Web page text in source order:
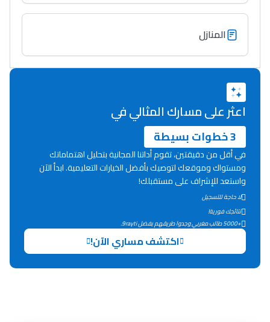
المنازل
اعثر على مسارك المثالي في
3 خطوات بسيطة
في أقل من دقيقتين، تقوم أداتنا المجانية بتحليل اهتماماتك
ومستواك وموقعك لتوصيك بأفضل الخيارات التعليمية. ابدأ الآن
واستعد للإشراف على مستقبلك!
لا حاجة للتسجيل
نتائجك فورية!
+5000 طالب مغربي وجدوا طريقهم بفضل 9rayti.
اكتشف مساري الآن!